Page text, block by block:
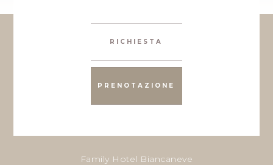
RICHIESTA
PRENOTAZIONE
Family Hotel Biancaneve